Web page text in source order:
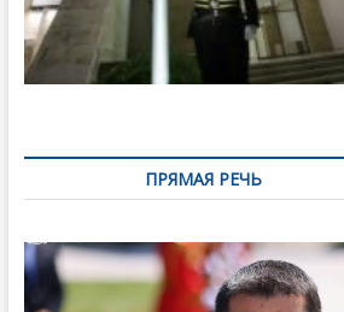
ПРЯМАЯ РЕЧЬ